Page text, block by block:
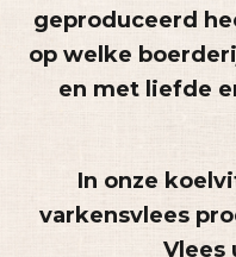
geproduceerd
op welke
en met liefde
In onze
varkensvlees
Vlees